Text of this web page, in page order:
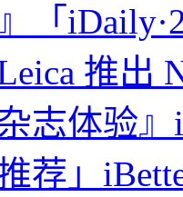
「
推出
志体验
荐」